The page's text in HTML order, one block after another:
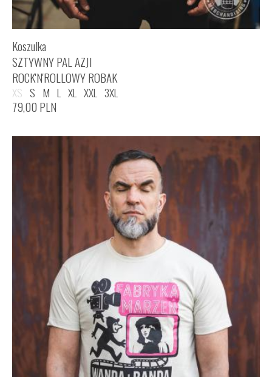
Koszulka
SZTYWNY PAL AZJI
ROCK'N'ROLLOWY ROBAK
XS S M L XL XXL 3XL
79,00 PLN